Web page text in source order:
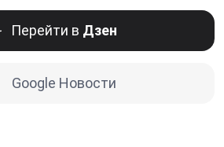
Перейти в Дзен
Google Новости